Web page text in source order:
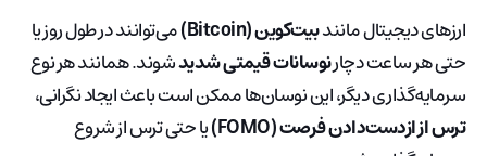
ارزهای دیجیتال مانندبیت‌کوین (Bitcoin)
می‌توانند در طول روز یا
حتی هر ساعت دچارنوسانات قیمتی شدیدشوند. همانند هر نوع
سرمایه‌گذاری دیگر، این نوسان‌ها ممکن است باعث ایجاد نگرانی،
ترس از ازدست‌دادن فرصت (FOMO)
یا حتی ترس از شروع